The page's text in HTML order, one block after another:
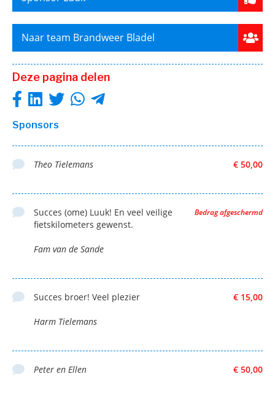
Naar team Brandweer Bladel
Deze pagina delen
Sponsors
€ 50,00
Theo Tielemans
Bedrag afgeschermd
Succes (ome) Luuk! En veel veilige
fietskilometers gewenst.
Fam van de Sande
€ 15,00
Succes broer! Veel plezier
Harm Tielemans
€ 50,00
Peter en Ellen